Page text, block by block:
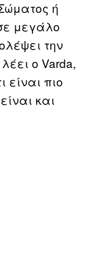
ή
μεγάλο
την
ο Varda,
είναι πιο
και